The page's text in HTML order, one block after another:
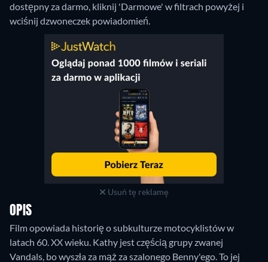
dostępny za darmo, kliknij 'Darmowe' w filtrach powyżej i
wciśnij dzwoneczek powiadomień.
Usuń tę reklamę
OPIS
Film opowiada historię o subkulturze motocyklistów w
latach 60. XX wieku. Kathy jest częścią grupy zwanej
Vandals, bo wyszła za mąż za szalonego Benny'ego. To jej